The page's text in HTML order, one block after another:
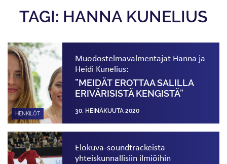
TAGI: HANNA KUNELIUS
HENKILÖT
Muodostelmavalmentajat Hanna ja
Heidi Kunelius:
”MEIDÄT EROTTAA SALILLA
ERIVÄRISISTÄ KENGISTÄ”
30. HEINÄKUUTA 2020
Elokuva-soundtrackeista
yhteiskunnallisiin ilmiöihin